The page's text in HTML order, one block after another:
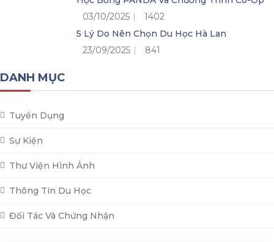
03/10/2025
1402
5 Lý Do Nên Chọn Du Học Hà Lan
23/09/2025
841
DANH MỤC
Tuyển Dụng
Sự Kiện
Thư Viện Hình Ảnh
Thông Tin Du Học
Đối Tác Và Chứng Nhận